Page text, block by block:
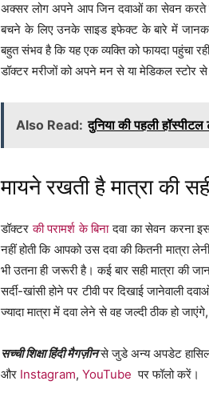
अक्सर लोग अपने आप जिन दवाओं का सेवन करते
बचने के लिए उनके साइड इफेक्ट के बारे में
बहुत संभव है कि यह एक व्यक्ति को फायदा पहुंचा
डॉक्टर मरीजों को अपने मन से या मेडिकल स्टोर
Also Read: दुनिया की पहली
मायने रखती है मात्रा की
डॉक्टरकी परामर्श के बिनादवा का सेवन करना
नहीं होती कि आपको उस दवा की कितनी मात्रा
भी उतना ही जरूरी है। कई बार सही मात्रा की
सर्दी-खांसी होने पर टीवी पर दिखाई
ज्यादा मात्रा में दवा लेने से वह जल्दी ठीक हो
सच्ची शिक्षा हिंदी मैगज़ीनसे जुडे अन्य अपडेट
और Instagram, YouTube पर फॉलो करें।